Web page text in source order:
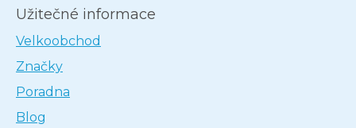
Užitečné informace
Velkoobchod
Značky
Poradna
Blog